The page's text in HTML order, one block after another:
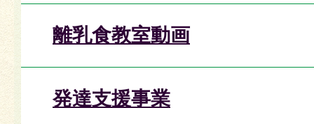
離乳食教室動画
発達支援事業